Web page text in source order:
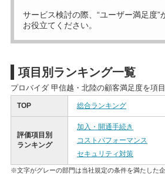
サービス検討の際、“ユーザー満足度”
お役立てください。
項目別ランキング一覧
プロバイダ 甲信越・北陸の顧客満足度を項
TOP 総合ランキング
評価項目別
ランキング
加入・開通手続き
コストパフォーマンス
セキュリティ対策
※文字がグレーの部門は当社規定の条件を満たした